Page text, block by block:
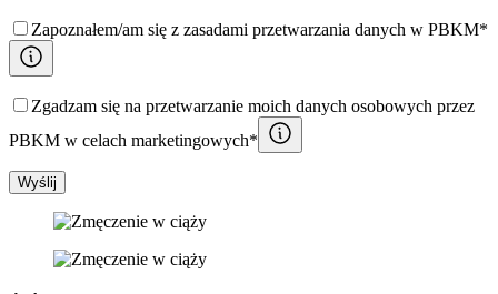
Zapoznałem/am się z zasadami przetwarzania danych w PBKM*
Zgadzam się na przetwarzanie moich danych osobowych przez
PBKM w celach marketingowych*
Wyślij